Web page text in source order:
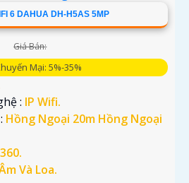
6 DAHUA DH-H5AS 5MP
Giá Bán:
Mại: 5%-35%
: IP Wifi.
Hồng Ngoại 20m Hồng Ngoại
Và Loa.